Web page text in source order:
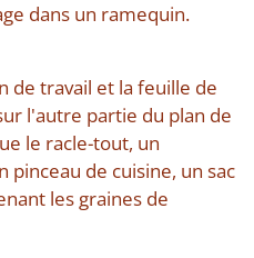
dans un ramequin.
de travail et la feuille de
l'autre partie du plan de
le racle-tout, un
pinceau de cuisine, un sac
les graines de